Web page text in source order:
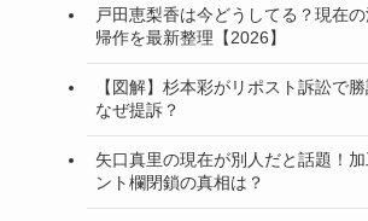
戸田恵梨香は今どうしてる？現在
帰作を最新整理【2026】
【図解】杉本彩がリポスト訴訟で勝
なぜ提訴？
矢口真里の現在が別人だと話題！
ント欄閉鎖の真相は？